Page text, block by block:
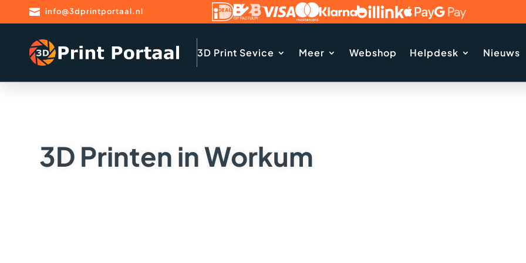
 info@3dprintportaal.nl
3D Print Sevice Meer Webshop Helpdesk Nieuws
3D Printen in Workum